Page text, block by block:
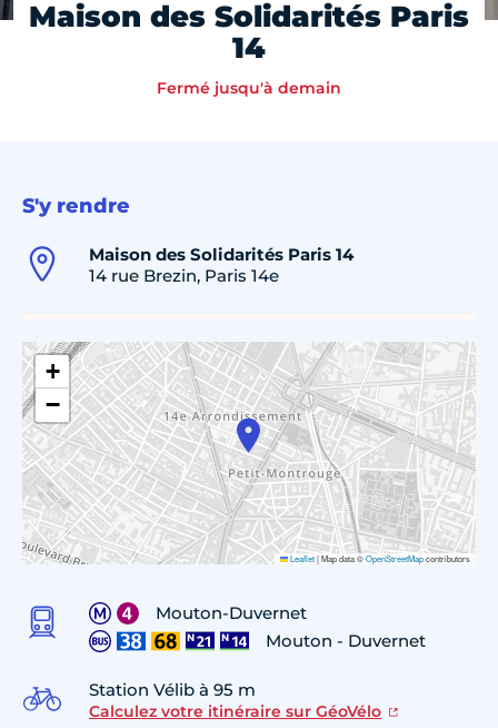
Maison des Solidarités Paris
14
Fermé jusqu'à demain
S'y rendre
Maison des Solidarités Paris 14
14 rue Brezin, Paris 14e
+
−
Leaflet|Map data ©OpenStreetMapcontributors
Mouton-Duvernet
Mouton - Duvernet
Station Vélib à 95 m
Calculez votre itinéraire sur GéoVélo